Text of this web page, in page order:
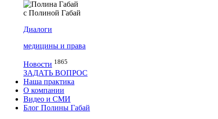
с Полиной Габай
Диалоги
медицины и права
Новости 1865
ЗАДАТЬ ВОПРОС
Наша практика
О компании
Видео и СМИ
Блог Полины Габай